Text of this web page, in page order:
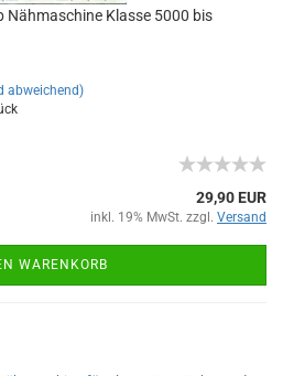
Nähmaschine Klasse 5000 bis
abweichend)
29,90 EUR
inkl. 19% MwSt. zzgl. Versand
WARENKORB